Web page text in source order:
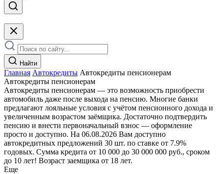
Найти
Главная Автокредиты Автокредиты пенсионерам
Автокредиты пенсионерам
Автокредиты пенсионерам — это возможность приобрести
автомобиль даже после выхода на пенсию. Многие банки
предлагают лояльные условия с учётом пенсионного дохода и
увеличенным возрастом заёмщика. Достаточно подтвердить
пенсию и внести первоначальный взнос — оформление
просто и доступно. На 06.08.2026 Вам доступно
автокредитных предложений 30 шт. по ставке от 7.9%
годовых. Сумма кредита от 10 000 до 30 000 000 руб., сроком
до 10 лет! Возраст заемщика от 18 лет.
Еще